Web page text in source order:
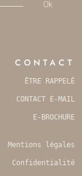
Ok
CONTACT
ÊTRE RAPPELÉ
CONTACT E-MAIL
E-BROCHURE
Mentions légales
Confidentialité